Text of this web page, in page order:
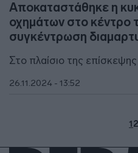
Αποκαταστάθηκε η
οχημάτων στο κέντρο
συγκέντρωση
Στο πλαίσιο της
26.11.2024 - 13:52
12